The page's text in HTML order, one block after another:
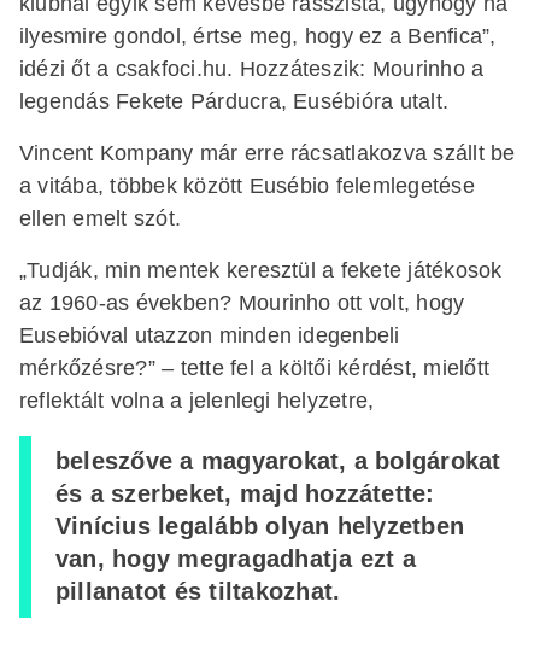
ilyesmire gondol, értse meg, hogy ez a Benfica”,
idézi őt a csakfoci.hu. Hozzáteszik: Mourinho a
legendás Fekete Párducra, Eusébióra utalt.
Vincent Kompany már erre rácsatlakozva szállt be
a vitába, többek között Eusébio felemlegetése
ellen emelt szót.
„Tudják, min mentek keresztül a fekete játékosok
az 1960-as években? Mourinho ott volt, hogy
Eusebióval utazzon minden idegenbeli
mérkőzésre?” – tette fel a költői kérdést, mielőtt
reflektált volna a jelenlegi helyzetre,
beleszőve a magyarokat, a bolgárokat
és a szerbeket, majd hozzátette:
Vinícius legalább olyan helyzetben
van, hogy megragadhatja ezt a
pillanatot és tiltakozhat.